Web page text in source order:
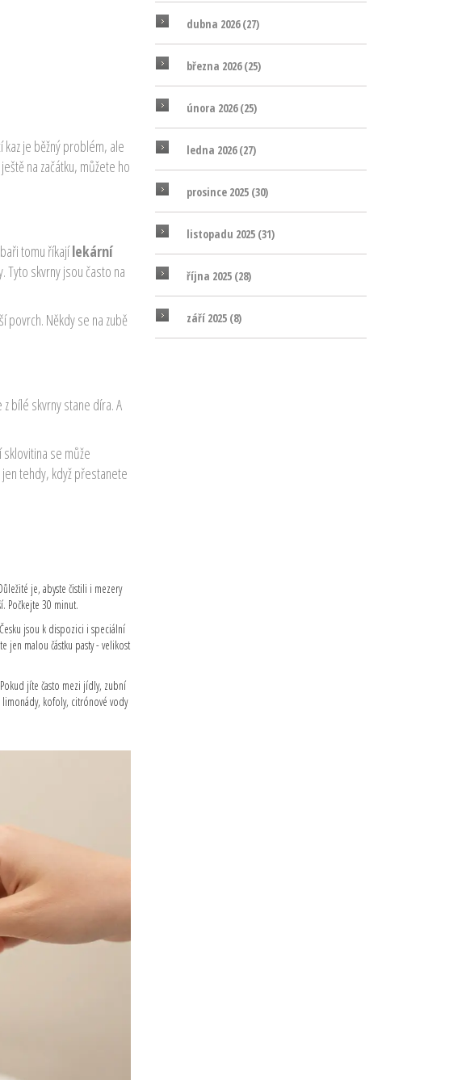
je běžný problém, ale
na začátku, můžete ho
tomu říkajílekární
skvrny jsou často na
povrch. Někdy se na zubě
bílé skvrny stane díra. A
sklovitina se může
tehdy, když přestanete
je, abyste čistili i mezery
Počkejte 30 minut.
jsou k dispozici i speciální
malou částku pasty - velikost
jíte často mezi jídly, zubní
kofoly, citrónové vody
dubna 2026(27)
března 2026(25)
února 2026(25)
ledna 2026(27)
prosince 2025 (30)
listopadu 2025 (31)
října 2025 (28)
září 2025 (8)